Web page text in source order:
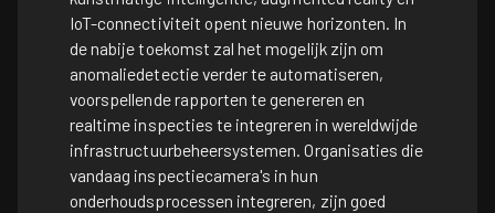
IoT-connectiviteit opent nieuwe horizonten. In
de nabije toekomst zal het mogelijk zijn om
anomaliedetectie verder te automatiseren,
voorspellende rapporten te genereren en
realtime inspecties te integreren in wereldwijde
infrastructuurbeheersystemen. Organisaties die
vandaag inspectiecamera's in hun
onderhoudsprocessen integreren, zijn goed